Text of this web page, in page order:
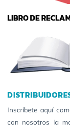
LIBRO DE
Inscríbete aquí
con nosotros la